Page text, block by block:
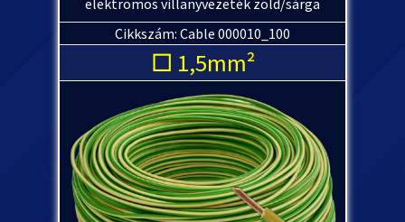
elektromos villanyvezeték zöld/sárga
Cikkszám: Cable 000010_100
□ 1,5mm²